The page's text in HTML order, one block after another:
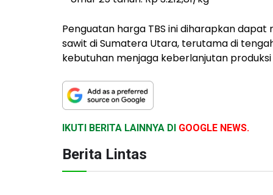
Penguatan harga TBS ini diharapkan
sawit di Sumatera Utara, terutama di
kebutuhan menjaga keberlanjutan
IKUTI BERITA LAINNYA DI GOOGLE NEWS.
Berita Lintas